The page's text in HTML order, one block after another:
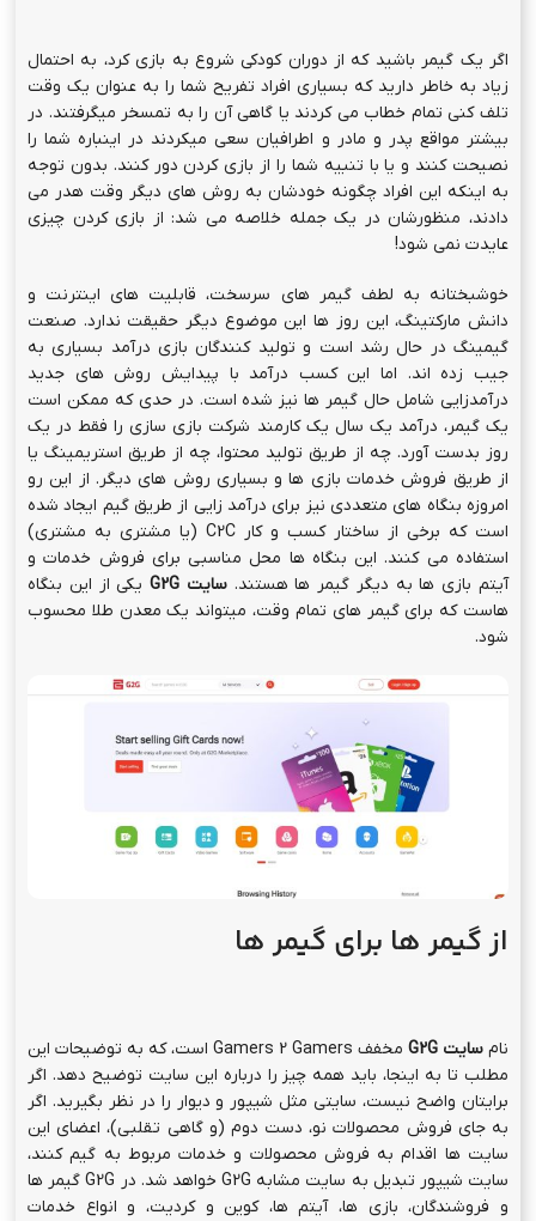
اگر یک گیمر باشید که از دوران کودکی شروع به بازی کرد، به احتمال
زیاد به خاطر دارید که بسیاری افراد تفریح شما را به عنوان یک وقت
تلف کنی تمام خطاب می کردند یا گاهی آن را به تمسخر میگرفتند. در
بیشتر مواقع پدر و مادر و اطرافیان سعی میکردند در اینباره شما را
نصیحت کنند و یا با تنبیه شما را از بازی کردن دور کنند. بدون توجه
به اینکه این افراد چگونه خودشان به روش های دیگر وقت هدر می
دادند، منظورشان در یک جمله خلاصه می شد: از بازی کردن چیزی
عایدت نمی شود!
خوشبختانه به لطف گیمر های سرسخت، قابلیت های اینترنت و
دانش مارکتینگ، این روز ها این موضوع دیگر حقیقت ندارد. صنعت
گیمینگ در حال رشد است و تولید کنندگان بازی درآمد بسیاری به
جیب زده اند. اما این کسب درآمد با پیدایش روش های جدید
درآمدزایی شامل حال گیمر ها نیز شده است. در حدی که ممکن است
یک گیمر، درآمد یک سال یک کارمند شرکت بازی سازی را فقط در یک
روز بدست آورد. چه از طریق تولید محتوا، چه از طریق استریمینگ یا
از طریق فروش خدمات بازی ها و بسیاری روش های دیگر. از این رو
امروزه بنگاه های متعددی نیز برای درآمد زایی از طریق گیم ایجاد شده
است که برخی از ساختار کسب و کار C2C (یا مشتری به مشتری)
استفاده می کنند. این بنگاه ها محل مناسبی برای فروش خدمات و
آیتم بازی ها به دیگر گیمر ها هستند.سایت G2Gیکی از این بنگاه
هاست که برای گیمر های تمام وقت، میتواند یک معدن طلا محسوب
شود.
از گیمر ها برای گیمر ها
نامسایتG2G
مخفف Gamers 2 Gamers است، که به توضیحات این
مطلب تا به اینجا، باید همه چیز را درباره این سایت توضیح دهد. اگر
برایتان واضح نیست، سایتی مثل شیپور و دیوار را در نظر بگیرید. اگر
به جای فروش محصولات نو، دست دوم (و گاهی تقلبی)، اعضای این
سایت ها اقدام به فروش محصولات و خدمات مربوط به گیم کنند،
سایت شیپور تبدیل به سایت مشابه G2G خواهد شد. در G2G گیمر ها
و فروشندگان، بازی ها، آیتم ها، کوین و کردیت، و انواع خدمات